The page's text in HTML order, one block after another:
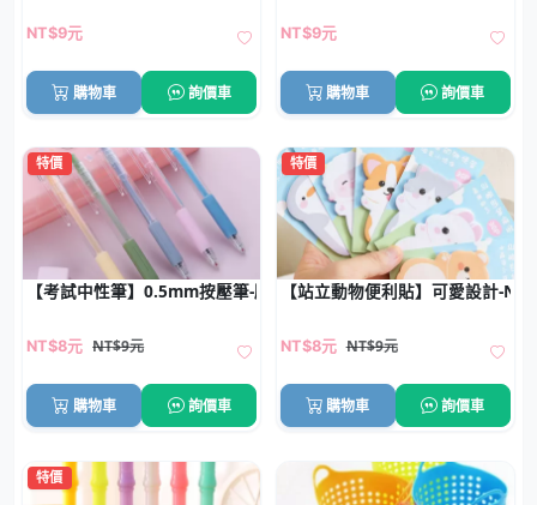
NT$9元
購物車 詢價車
NT$9元
購物車 詢價車
特價
【考試中性筆】0.5mm按壓筆-順滑不斷墨
NT$8元 NT$9元
購物車 詢價車
特價
【站立動物便利貼】可愛設計-N
NT$8元 NT$9元
購物車 詢價車
特價